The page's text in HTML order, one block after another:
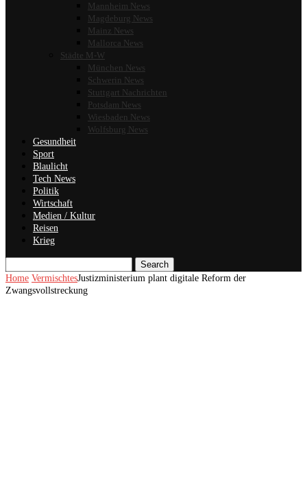
Mannheim News
Magdeburg News
Mainz News
Mallorca News
Städte M-W
München News
Schwerin News
Stuttgart Nachrichten
Potsdam News
Wiesbaden News
Wolfsburg News
Gesundheit
Sport
Blaulicht
Tech News
Politik
Wirtschaft
Medien / Kultur
Reisen
Krieg
Search
Home VermischtesJustizministerium plant digitale Reform der
Zwangsvollstreckung